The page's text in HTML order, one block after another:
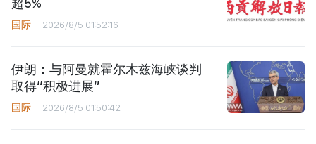
超5%
国际 2026/8/5 01:52:16
伊朗：与阿曼就霍尔木兹海峡谈判
取得“积极进展”
国际 2026/8/5 01:50:42